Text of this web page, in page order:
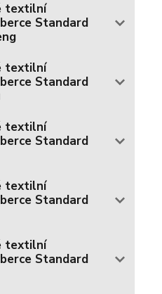
textilní
Standard
textilní
Standard
textilní
Standard
textilní
Standard
textilní
Standard